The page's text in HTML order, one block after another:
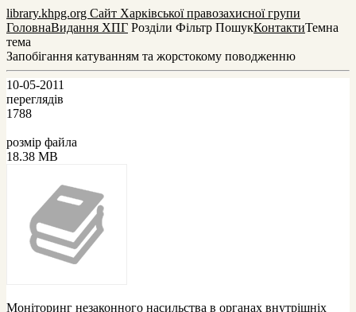
library.khpg.org Сайт Харківської правозахисної групи
ГоловнаВидання ХПГ Розділи Фільтр ПошукКонтактиТемна
тема
Запобігання катуванням та жорстокому поводженню
10-05-2011
переглядів
1788
розмір файла
18.38 MB
Моніторинг незаконного насильства в органах внутрішніх